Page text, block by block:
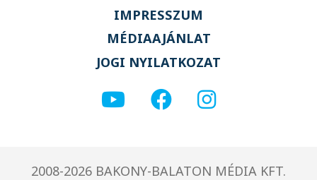
IMPRESSZUM
MÉDIAAJÁNLAT
JOGI NYILATKOZAT
2008-2026 BAKONY-BALATON MÉDIA KFT.